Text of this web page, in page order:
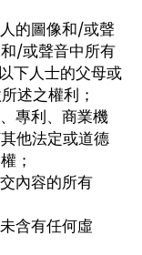
的圖像和/或聲
/或聲音中所有
下人士的父母或
述之權利；
專利、商業機
他法定或道德
；
內容的所有
含有任何虛